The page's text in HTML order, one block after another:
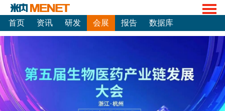
首页 资讯 研发 会展 报告 数据库